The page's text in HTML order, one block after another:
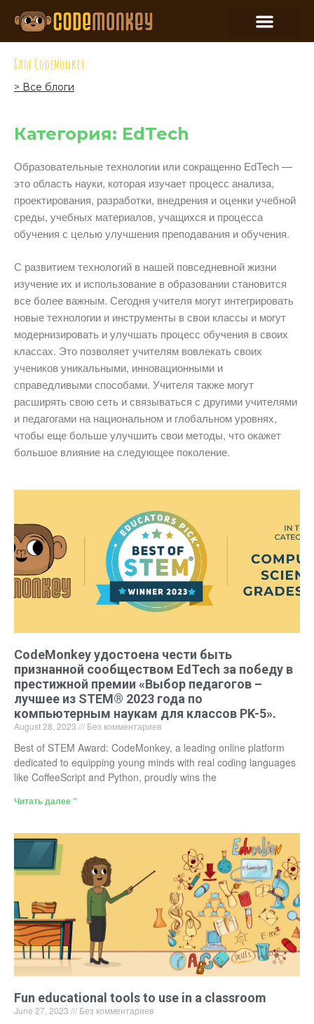
Блог CodeMonkey
> Все блоги
Категория: EdTech
Образовательные технологии или сокращенно EdTech —
это область науки, которая изучает процесс анализа,
проектирования, разработки, внедрения и оценки учебной
среды, учебных материалов, учащихся и процесса
обучения с целью улучшения преподавания и обучения.
С развитием технологий в нашей повседневной жизни
изучение их и использование в образовании становится
все более важным. Сегодня учителя могут интегрировать
новые технологии и инструменты в свои классы и могут
модернизировать и улучшать процесс обучения в своих
классах. Это позволяет учителям вовлекать своих
учеников уникальными, инновационными и
справедливыми способами. Учителя также могут
расширять свою сеть и связываться с другими учителями
и педагогами на национальном и глобальном уровнях,
чтобы еще больше улучшить свои методы, что окажет
большое влияние на следующее поколение.
CodeMonkey удостоена чести быть
признанной сообществом EdTech за победу в
престижной премии «Выбор педагогов –
лучшее из STEM® 2023 года по
компьютерным наукам для классов PK-5».
August 28, 2023 Без комментариев
Best of STEM Award: CodeMonkey, a leading online platform
dedicated to equipping young minds with real coding languages
like CoffeeScript and Python, proudly wins the
Читать далее "
Fun educational tools to use in a classroom
June 27, 2023 Без комментариев